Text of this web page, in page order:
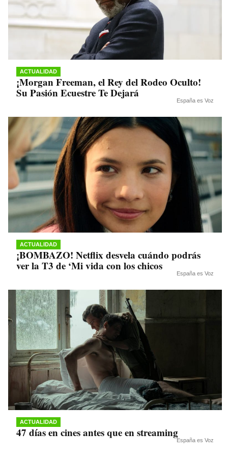
ACTUALIDAD
¡Morgan Freeman, el Rey del Rodeo Oculto!
Su Pasión Ecuestre Te Dejará
España es Voz
ACTUALIDAD
¡BOMBAZO! Netflix desvela cuándo podrás
ver la T3 de ‘Mi vida con los chicos
España es Voz
ACTUALIDAD
47 días en cines antes que en streaming
España es Voz